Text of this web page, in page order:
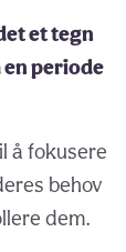
et tegn
periode
å fokusere
behov
dem.